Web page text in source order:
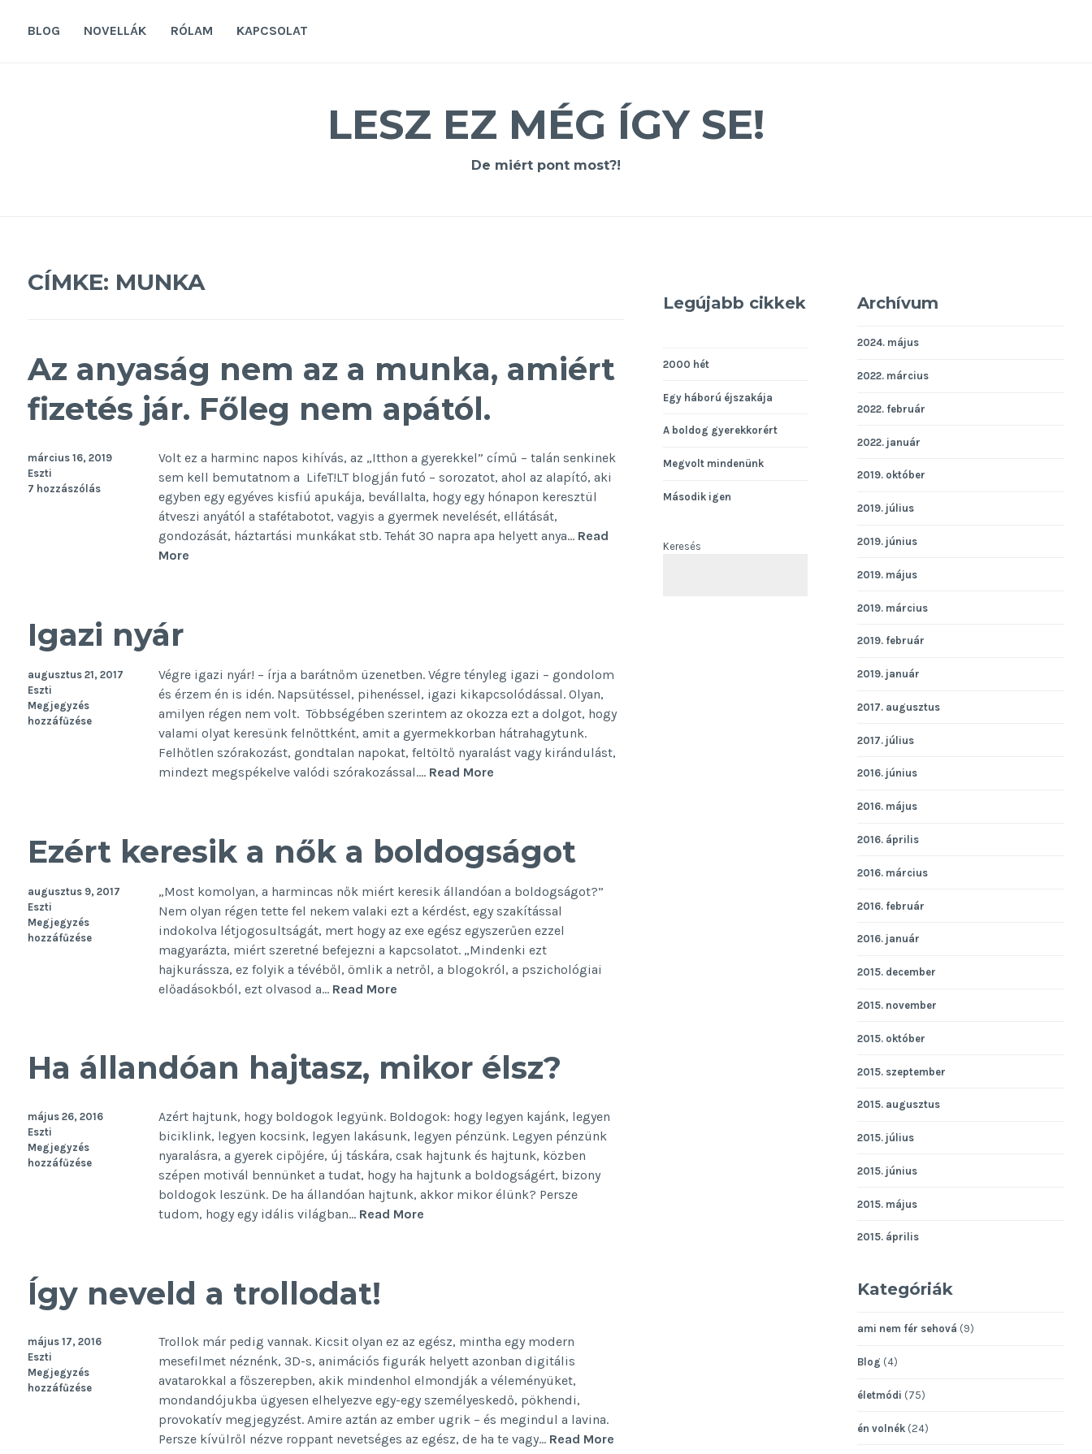
BLOG NOVELLÁK RÓLAM KAPCSOLAT
LESZ EZ MÉG ÍGY SE!
De miért pont most?!
CÍMKE: MUNKA
Az anyaság nem az a munka, amiért
fizetés jár. Főleg nem apától.
Volt ez a harminc napos kihívás, az „Itthon a gyerekkel” című – talán senkinek
sem kell bemutatnom a LifeT!LT blogján futó – sorozatot, ahol az alapító, aki
egyben egy egyéves kisfiú apukája, bevállalta, hogy egy hónapon keresztül
átveszi anyától a stafétabotot, vagyis a gyermek nevelését, ellátását,
gondozását, háztartási munkákat stb. Tehát 30 napra apa helyett anya… Read
More
amiért
fizetés
jár.
Főleg
nem
apától.
március 16, 2019
Eszti
7 hozzászólás
Igazi nyár
Végre igazi nyár! – írja a barátnőm üzenetben. Végre tényleg igazi – gondolom
és érzem én is idén. Napsütéssel, pihenéssel, igazi kikapcsolódással. Olyan,
amilyen régen nem volt. Többségében szerintem az okozza ezt a dolgot, hogy
valami olyat keresünk felnőttként, amit a gyermekkorban hátrahagytunk.
Felhőtlen szórakozást, gondtalan napokat, feltöltő nyaralást vagy kirándulást,
mindezt megspékelve valódi szórakozással.… Read More
augusztus 21, 2017
Eszti
Megjegyzés
hozzáfűzése
Ezért keresik a nők a boldogságot
„Most komolyan, a harmincas nők miért keresik állandóan a boldogságot?”
Nem olyan régen tette fel nekem valaki ezt a kérdést, egy szakítással
indokolva létjogosultságát, mert hogy az exe egész egyszerűen ezzel
magyarázta, miért szeretné befejezni a kapcsolatot. „Mindenki ezt
hajkurássza, ez folyik a tévéből, ömlik a netről, a blogokról, a pszichológiai
előadásokból, ezt olvasod a… Read More
a
augusztus 9, 2017
Eszti
Megjegyzés
hozzáfűzése
Ha állandóan hajtasz, mikor élsz?
Azért hajtunk, hogy boldogok legyünk. Boldogok: hogy legyen kajánk, legyen
biciklink, legyen kocsink, legyen lakásunk, legyen pénzünk. Legyen pénzünk
nyaralásra, a gyerek cipőjére, új táskára, csak hajtunk és hajtunk, közben
szépen motivál bennünket a tudat, hogy ha hajtunk a boldogságért, bizony
boldogok leszünk. De ha állandóan hajtunk, akkor mikor élünk? Persze
tudom, hogy egy idális világban… Read More
május 26, 2016
Eszti
Megjegyzés
hozzáfűzése
Így neveld a trollodat!
Trollok már pedig vannak. Kicsit olyan ez az egész, mintha egy modern
mesefilmet néznénk, 3D-s, animációs figurák helyett azonban digitális
avatarokkal a főszerepben, akik mindenhol elmondják a véleményüket,
mondandójukba ügyesen elhelyezve egy-egy személyeskedő, pökhendi,
provokatív megjegyzést. Amire aztán az ember ugrik – és megindul a lavina.
Persze kívülről nézve roppant nevetséges az egész, de ha te vagy… Read More
május 17, 2016
Eszti
Megjegyzés
hozzáfűzése
Legújabb cikkek
2000 hét
Egy háború éjszakája
A boldog gyerekkorért
Megvolt mindenünk
Második igen
Keresés
KERESÉS
Archívum
2024. május
2022. március
2022. február
2022. január
2019. október
2019. július
2019. június
2019. május
2019. március
2019. február
2019. január
2017. augusztus
2017. július
2016. június
2016. május
2016. április
2016. március
2016. február
2016. január
2015. december
2015. november
2015. október
2015. szeptember
2015. augusztus
2015. július
2015. június
2015. május
2015. április
Kategóriák
ami nem fér sehová (9)
Blog (4)
életmódi (75)
én volnék (24)